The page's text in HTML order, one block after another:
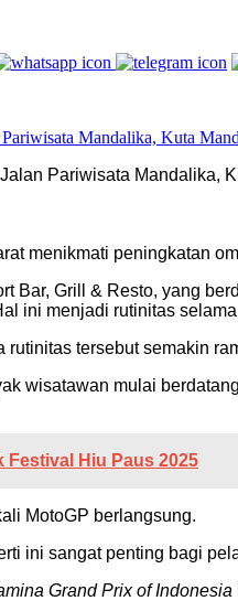
Pariwisata Mandalika,
menikmati peningkatan
Bar, Grill & Resto, yang
ini menjadi rutinitas
tersebut semakin
wisatawan mulai
Hiu Paus 2025
MotoGP berlangsung.
ini sangat penting bagi
Grand Prix of Indonesia